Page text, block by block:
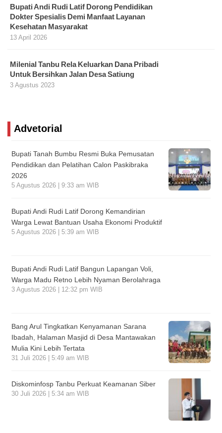
Bupati Andi Rudi Latif Dorong Pendidikan
Dokter Spesialis Demi Manfaat Layanan
Kesehatan Masyarakat
13 April 2026
Milenial Tanbu Rela Keluarkan Dana Pribadi
Untuk Bersihkan Jalan Desa Satiung
3 Agustus 2023
Advetorial
Bupati Tanah Bumbu Resmi Buka Pemusatan
Pendidikan dan Pelatihan Calon Paskibraka
2026
5 Agustus 2026 | 9:33 am WIB
Bupati Andi Rudi Latif Dorong Kemandirian
Warga Lewat Bantuan Usaha Ekonomi Produktif
5 Agustus 2026 | 5:39 am WIB
Bupati Andi Rudi Latif Bangun Lapangan Voli,
Warga Madu Retno Lebih Nyaman Berolahraga
3 Agustus 2026 | 12:32 pm WIB
Bang Arul Tingkatkan Kenyamanan Sarana
Ibadah, Halaman Masjid di Desa Mantawakan
Mulia Kini Lebih Tertata
31 Juli 2026 | 5:49 am WIB
Diskominfosp Tanbu Perkuat Keamanan Siber
30 Juli 2026 | 5:34 am WIB